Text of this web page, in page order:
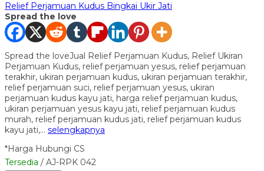
Relief Perjamuan Kudus Bingkai Ukir Jati
Spread the love
Spread the loveJual Relief Perjamuan Kudus, Relief Ukiran
Perjamuan Kudus, relief perjamuan yesus, relief perjamuan
terakhir, ukiran perjamuan kudus, ukiran perjamuan terakhir,
relief perjamuan suci, relief perjamuan yesus, ukiran
perjamuan kudus kayu jati, harga relief perjamuan kudus,
ukiran perjamuan yesus kayu jati, relief perjamuan kudus
murah, relief perjamuan kudus jati, relief perjamuan kudus
kayu jati,… selengkapnya
*Harga Hubungi CS
Tersedia / AJ-RPK 042